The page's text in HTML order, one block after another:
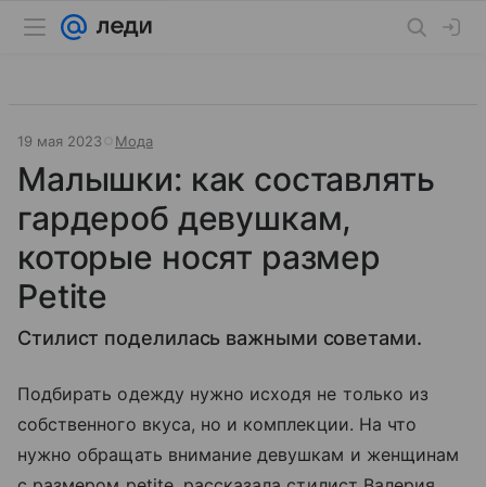
19 мая 2023 Мода
Малышки: как составлять
гардероб девушкам,
которые носят размер
Рetite
Стилист поделилась важными советами.
Подбирать одежду нужно исходя не только из
собственного вкуса, но и комплекции. На что
нужно обращать внимание девушкам и женщинам